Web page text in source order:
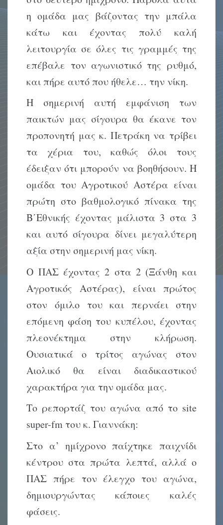
η ομάδα μας βάζοντας την μπάλα
κάτω και έχοντας πολύ καλή
λειτουργία σε όλες τις γραμμές της
επέβαλε τον αγωνιστικό της ρυθμό,
και πήρε αυτό που ήθελε… την νίκη.
Η σημερινή αυτή εμφάνιση των
παικτών μας σίγουρα θα έκανε τον
προπονητή μας κ. Πετράκη να τρίβει
τα χέρια του, καθώς όλοι τους
έδειξαν ότι μπορούν να βοηθήσουν. Η
ομάδα του Αγροτικού Αστέρα είναι
πρώτη στο βαθμολογικό πίνακα της
Β΄Εθνικής έχοντας μάλιστα 3 στα 3
και αυτό σίγουρα δίνει μεγαλύτερη
αξία στην σημερινή μας νίκη.
Ο ΠΑΣ έχοντας 2 στα 2 (Ξάνθη και
Αγροτικός Αστέρας), είναι πρώτος
στον όμιλο του και περνάει στην
επόμενη φάση του κυπέλου, έχοντας
πλεονέκτημα στην κλήρωση.
Ουσιατικά ο τρίτος αγώνας στον
Αιολικό θα είναι διαδικαστικού
χαρακτήρα για την ομάδα μας.
Το ρεπορτάζ του αγώνα από το site
super-fm του κ. Γιαννάκη:
Στο α’ ημίχρονο παίχτηκε παιχνίδι
κέντρου στα πρώτα λεπτά, αλλά ο
ΠΑΣ πήρε τον έλεγχο του αγώνα,
δημιουργώντας κάποιες καλές
φάσεις.